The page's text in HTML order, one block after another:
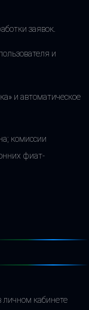
заявок.
и
и автоматическое
комиссии
фиат-
кабинете